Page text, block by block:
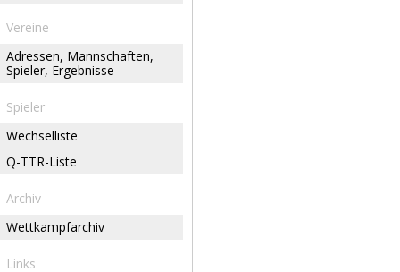
Vereine
Adressen, Mannschaften,
Spieler, Ergebnisse
Spieler
Wechselliste
Q-TTR-Liste
Archiv
Wettkampfarchiv
Links